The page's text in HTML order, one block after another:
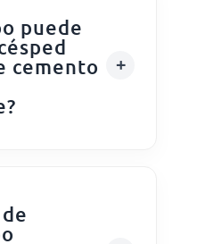
puede
cemento